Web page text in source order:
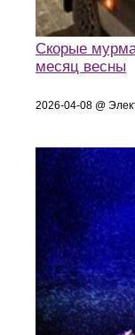
Скорые
месяц весны
2026-04-08 @